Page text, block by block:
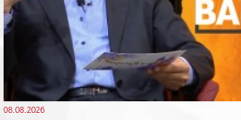
08.08.2026